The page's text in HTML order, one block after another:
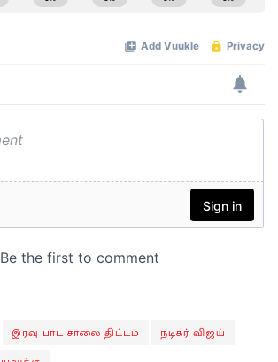
இரவு பாட சாலை திட்டம்
நடிகர் விஜய்